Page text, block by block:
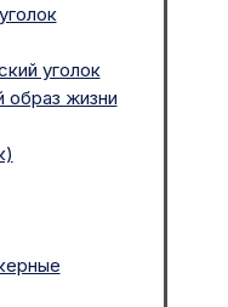
уголок
образ жизни